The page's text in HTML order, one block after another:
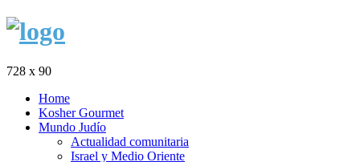
728 x 90
Home
Kosher Gourmet
Mundo Judío
Actualidad comunitaria
Israel y Medio Oriente